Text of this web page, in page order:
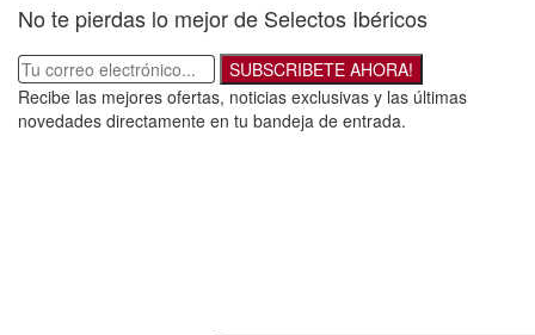
No te pierdas lo mejor de Selectos Ibéricos
SUBSCRIBETE AHORA!
Recibe las mejores ofertas, noticias exclusivas y las últimas
novedades directamente en tu bandeja de entrada.